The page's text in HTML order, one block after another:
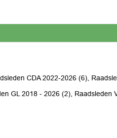
CDA 2022-2026 (6),
GL 2018 - 2026 (2), Raadsleden